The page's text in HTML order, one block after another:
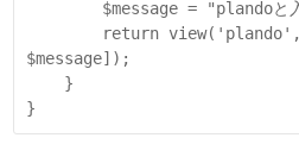
$message]);
}